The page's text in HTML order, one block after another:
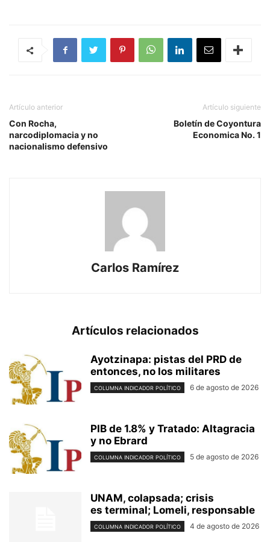
Artículo anterior
Con Rocha,
narcodiplomacia y no
nacionalismo defensivo
Artículo siguiente
Boletín de Coyontura
Economica No. 1
Carlos Ramírez
Artículos relacionados
Ayotzinapa: pistas del PRD de
entonces, no los militares
COLUMNA INDICADOR POLÍTICO 6 de agosto de 2026
PIB de 1.8% y Tratado: Altagracia
y no Ebrard
COLUMNA INDICADOR POLÍTICO 5 de agosto de 2026
UNAM, colapsada; crisis
es terminal; Lomeli, responsable
COLUMNA INDICADOR POLÍTICO 4 de agosto de 2026